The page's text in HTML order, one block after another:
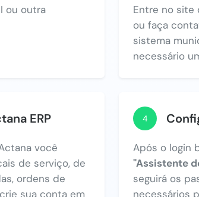
ou outra
Entre no site
ou faça
sistema
necessário
ERP
você
de serviço, de
ordens de
sua conta em
4
Após o login
"Assistente
seguirá os
necessários